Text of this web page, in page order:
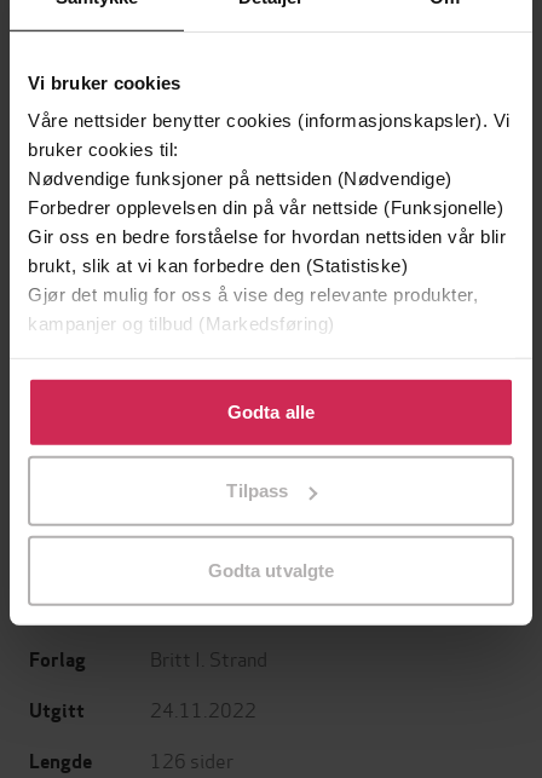
Vi bruker cookies
Våre nettsider benytter cookies (informasjonskapsler). Vi
bruker cookies til:
Nødvendige funksjoner på nettsiden (Nødvendige)
Forbedrer opplevelsen din på vår nettside (Funksjonelle)
Gir oss en bedre forståelse for hvordan nettsiden vår blir
brukt, slik at vi kan forbedre den (Statistiske)
Gjør det mulig for oss å vise deg relevante produkter,
kampanjer og tilbud (Markedsføring)
Klikk på «Godta alle» for å gi oss ditt samtykke til å
bruke cookies for alle disse formålene. Du kan også
tilpasse ditt samtykke til spesifikke formål ved å klikke
Godta alle
Tilpass
Godta utvalgte
199,-
Jo Nesbø
349,-
Jørn Lier Horst
Forfattere Britt Irene Strand(forfatter)
Forlag Britt I. Strand
Utgitt 24.11.2022
Lengde 126 sider